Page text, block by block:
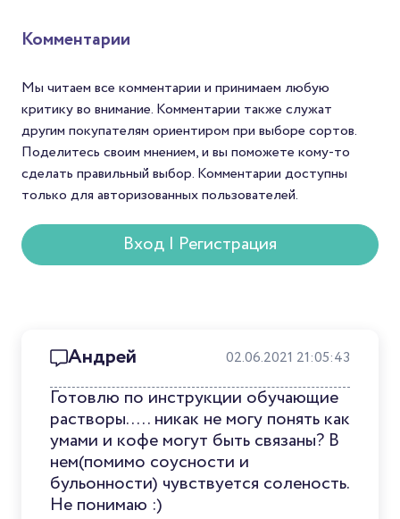
чашке. Одни видят в
аэропрессе
эспрессо-машине,
воронке. Многие
в качестве
способа
указывают аэропресс
обжарки кофе. Мне
рассказать о кофе для
аэропресса через
Комментарии
Мы читаем все комментарии и принимаем любую
критику во внимание. Комментарии также служат
другим покупателям ориентиром при выборе сортов.
Поделитесь своим мнением, и вы поможете кому-то
сделать правильный выбор. Комментарии доступны
только для авторизованных пользователей.
Вход | Регистрация
Андрей 02.06.2021 21:05:43
Готовлю по инструкции обучающие
растворы..... никак не могу понять как
умами и кофе могут быть связаны? В
нем(помимо соусности и
бульонности) чувствуется соленость.
Не понимаю :)